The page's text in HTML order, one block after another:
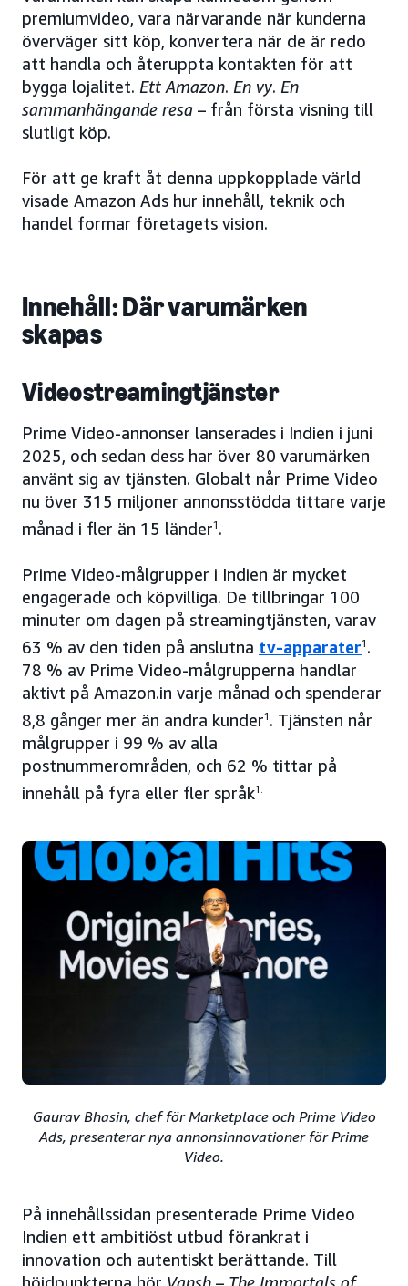
premiumvideo, vara närvarande när kunderna
överväger sitt köp, konvertera när de är redo
att handla och återuppta kontakten för att
bygga lojalitet. Ett Amazon. En vy. En
sammanhängande resa – från första visning till
slutligt köp.
För att ge kraft åt denna uppkopplade värld
visade Amazon Ads hur innehåll, teknik och
handel formar företagets vision.
Innehåll: Där varumärken
skapas
Videostreamingtjänster
Prime Video-annonser lanserades i Indien i juni
2025, och sedan dess har över 80 varumärken
använt sig av tjänsten. Globalt når Prime Video
nu över 315 miljoner annonsstödda tittare varje
månad i fler än 15 länder1 .
Prime Video-målgrupper i Indien är mycket
engagerade och köpvilliga. De tillbringar 100
minuter om dagen på streamingtjänsten, varav
63 % av den tiden på anslutna tv-apparater1 .
78 % av Prime Video-målgrupperna handlar
aktivt på Amazon.in varje månad och spenderar
8,8 gånger mer än andra kunder1 . Tjänsten når
målgrupper i 99 % av alla
postnummerområden, och 62 % tittar på
innehåll på fyra eller fler språk1.
Gaurav Bhasin, chef för Marketplace och Prime Video
Ads, presenterar nya annons­innovationer för Prime
Video.
På innehållssidan presenterade Prime Video
Indien ett ambitiöst utbud förankrat i
innovation och autentiskt berättande. Till